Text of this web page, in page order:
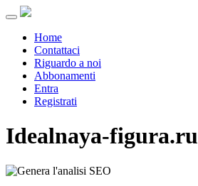
Menu
Home
Contattaci
Riguardo a noi
Abbonamenti
Entra
Registrati
Idealnaya-figura.ru